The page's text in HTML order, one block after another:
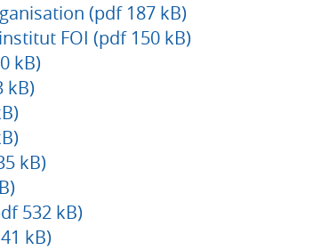
(pdf 187 kB)
FOI (pdf 150 kB)
kB)
kB)
kB)
532 kB)
kB)